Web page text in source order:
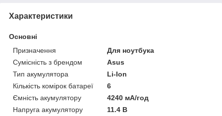
Характеристики
Основні
Призначення
Для ноутбука
Сумісність з брендом
Asus
Тип акумулятора
Li-Ion
Кількість комірок батареї
6
Ємність акумулятору
4240 мА/год
Напруга акумулятору
11.4 В